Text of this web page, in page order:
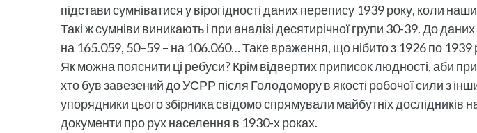
підстави сумніватися у вірогідності даних перепису 1939 року, коли
Такі ж сумніви виникають і при аналізі десятирічної групи 30-39. До
на 165.059, 50–59 – на 106.060… Таке враження, що нібито з 1926 по
Як можна пояснити ці ребуси? Крім відвертих приписок людності, аби
хто був завезений до УСРР після Голодомору в якості робочої сили з
упорядники цього збірника свідомо спрямували майбутніх дослідників
документи про рух населення в 1930-х роках.